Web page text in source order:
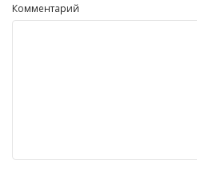
Комментарий